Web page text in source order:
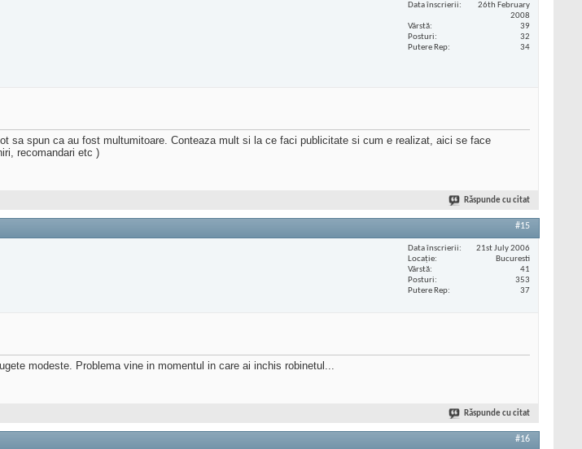
Data înscrierii
26th February
2008
Vârstă
39
Posturi
32
Putere Rep
34
sa spun ca au fost multumitoare. Conteaza mult si la ce faci publicitate si cum e realizat, aici se face
recomandari etc )
Răspunde cu citat
#15
Data înscrierii
21st July 2006
Locaţie
Bucuresti
Vârstă
41
Posturi
353
Putere Rep
37
modeste. Problema vine in momentul in care ai inchis robinetul...
Răspunde cu citat
#16